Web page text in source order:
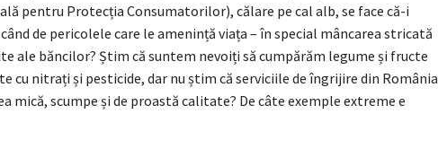
pentru Protecția Consumatorilor), călare pe cal alb, se face că-i
de pericolele care le amenință viața – în special mâncarea stricată
ale băncilor? Știm că suntem nevoiți să cumpărăm legume și fructe
cu nitrați și pesticide, dar nu știm că serviciile de îngrijire din România
mică, scumpe și de proastă calitate? De câte exemple extreme e